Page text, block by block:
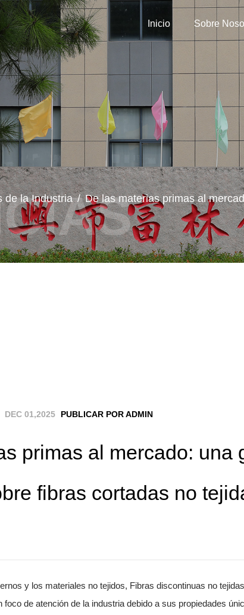
Inicio Sobre
de la Industria/De las materias primas al
DEC 01,2025 PUBLICAR POR ADMIN
primas al mercado: una
fibras cortadas no
y los materiales no tejidos, Fibras discontinuas no
foco de atención de la industria debido a sus propiedades